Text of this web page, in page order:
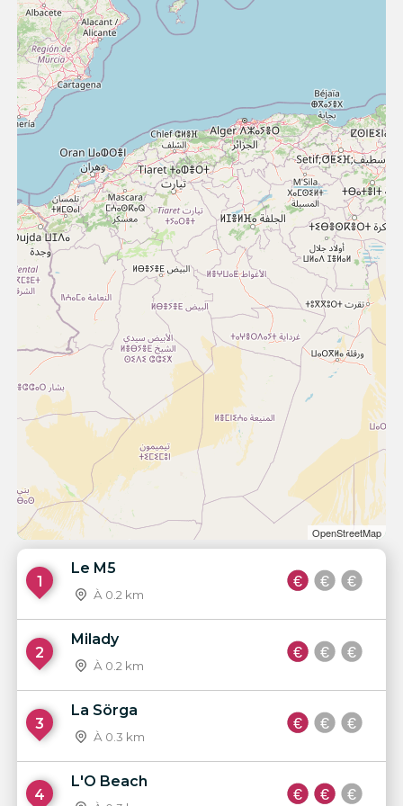
OpenStreetMap
1
Le M5
À 0.2 km
2
Milady
À 0.2 km
3
La Sörga
À 0.3 km
4
L'O Beach